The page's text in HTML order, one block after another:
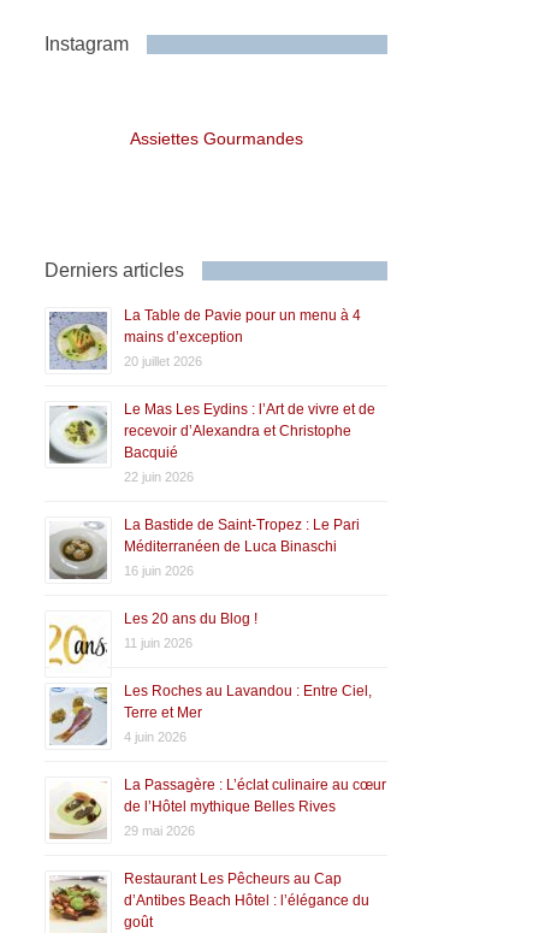
Instagram
Assiettes Gourmandes
Derniers articles
La Table de Pavie pour un menu à 4
mains d’exception
20 juillet 2026
Le Mas Les Eydins : l’Art de vivre et de
recevoir d’Alexandra et Christophe
Bacquié
22 juin 2026
La Bastide de Saint-Tropez : Le Pari
Méditerranéen de Luca Binaschi
16 juin 2026
Les 20 ans du Blog !
11 juin 2026
Les Roches au Lavandou : Entre Ciel,
Terre et Mer
4 juin 2026
La Passagère : L’éclat culinaire au cœur
de l’Hôtel mythique Belles Rives
29 mai 2026
Restaurant Les Pêcheurs au Cap
d’Antibes Beach Hôtel : l’élégance du
goût